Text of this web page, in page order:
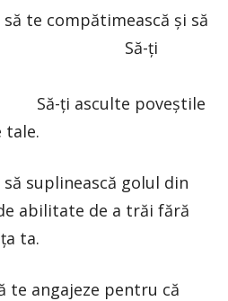
te compătimească și să
Să-ți
bani.
poveștile
tale.
suplinească golul din
abilitate de a trăi fără
ta.
te angajeze pentru că